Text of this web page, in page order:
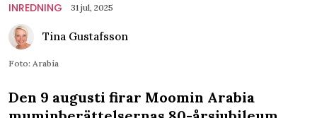
INREDNING 31 jul, 2025
Tina Gustafsson
Foto: Arabia
Den 9 augusti firar Moomin Arabia